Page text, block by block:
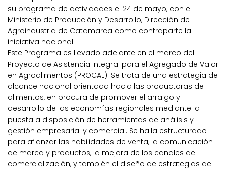
su programa de actividades el 24 de mayo, con el
Ministerio de Producción y Desarrollo, Dirección de
Agroindustria de Catamarca como contraparte la
iniciativa nacional.
Este Programa es llevado adelante en el marco del
Proyecto de Asistencia Integral para el Agregado de Valor
en Agroalimentos (PROCAL). Se trata de una estrategia de
alcance nacional orientada hacia las productoras de
alimentos, en procura de promover el arraigo y
desarrollo de las economías regionales mediante la
puesta a disposición de herramientas de análisis y
gestión empresarial y comercial. Se halla estructurado
para afianzar las habilidades de venta, la comunicación
de marca y productos, la mejora de los canales de
comercialización, y también el diseño de estrategias de